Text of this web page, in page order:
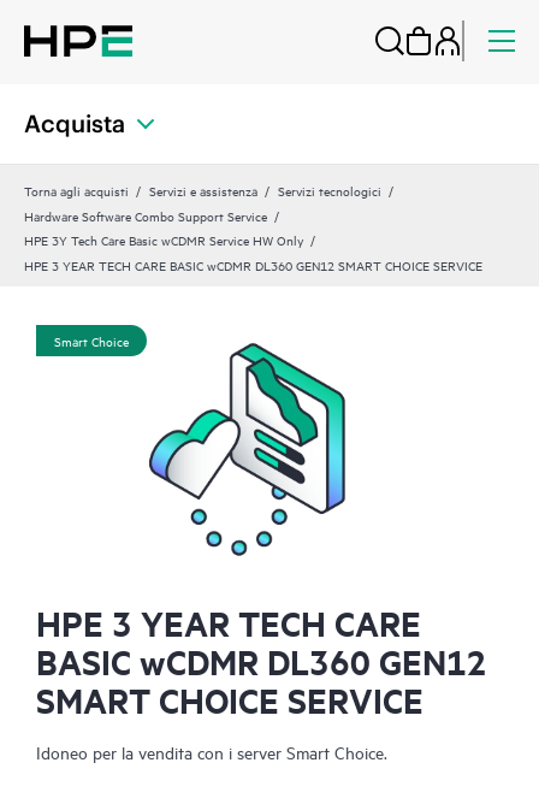
Acquista
Torna agli acquisti Servizi e assistenza
Servizi tecnologici
Hardware Software Combo Support Service
HPE 3Y Tech Care Basic wCDMR Service HW Only
HPE 3 YEAR TECH CARE BASIC wCDMR DL360 GEN12 SMART CHOICE SERVICE
Smart Choice
HPE 3 YEAR TECH CARE
BASIC wCDMR DL360 GEN12
SMART CHOICE SERVICE
Idoneo per la vendita con i server Smart Choice.